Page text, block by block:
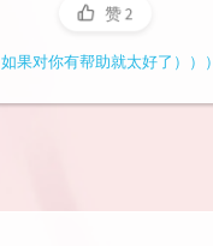
赞2
如果对你有帮助就太好了）））